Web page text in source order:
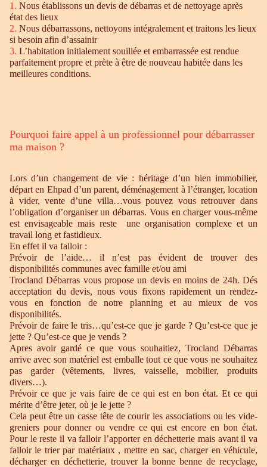
1. Nous établissons un devis de débarras et de nettoyage après
état des lieux
2. Nous débarrassons, nettoyons intégralement et traitons les lieux
si besoin afin d’assainir
3. L’habitation initialement souillée et embarrassée est rendue
parfaitement propre et prète à être de nouveau habitée dans les
meilleures conditions.
Pourquoi faire appel à un professionnel pour débarrasser
ma maison ?
Lors d’un changement de vie : héritage d’un bien immobilier,
départ en Ehpad d’un parent, déménagement à l’étranger, location
à vider, vente d’une villa…vous pouvez vous retrouver dans
l’obligation d’organiser un débarras. Vous en charger vous-même
est envisageable mais reste une organisation complexe et un
travail long et fastidieux.
En effet il va falloir :
Prévoir de l’aide… il n’est pas évident de trouver des
disponibilités communes avec famille et/ou ami
Trocland Débarras vous propose un devis en moins de 24h. Dés
acceptation du devis, nous vous fixons rapidement un rendez-
vous en fonction de notre planning et au mieux de vos
disponibilités.
Prévoir de faire le tris…qu’est-ce que je garde ? Qu’est-ce que je
jette ? Qu’est-ce que je vends ?
Apres avoir gardé ce que vous souhaitiez, Trocland Débarras
arrive avec son matériel est emballe tout ce que vous ne souhaitez
pas garder (vêtements, livres, vaisselle, mobilier, produits
divers…).
Prévoir ce que je vais faire de ce qui est en bon état. Et ce qui
mérite d’être jeter, où je le jette ?
Cela peut être un casse tête de courir les associations ou les vide-
greniers pour donner ou vendre ce qui est encore en bon état.
Pour le reste il va falloir l’apporter en déchetterie mais avant il va
falloir le trier par matériaux , mettre en sac, charger en véhicule,
décharger en déchetterie, trouver la bonne benne de recyclage,